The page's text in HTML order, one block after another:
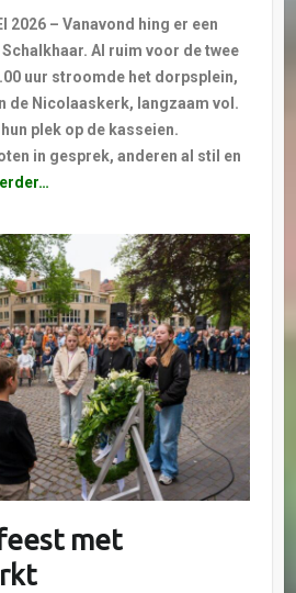
2026 – Vanavond hing er een
Al ruim voor de twee
uur stroomde het dorpsplein,
de Nicolaaskerk, langzaam vol.
plek op de kasseien.
in gesprek, anderen al stil en
met